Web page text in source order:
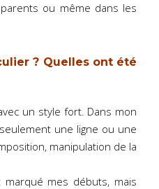
ou même dans les
? Quelles ont été
un style fort. Dans mon
une ligne ou une
manipulation de la
mes débuts, mais